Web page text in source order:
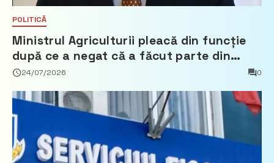
POLITICĂ
Ministrul Agriculturii pleacă din funcție
după ce a negat că a făcut parte din
Partidul Democrat
24/07/2026 0